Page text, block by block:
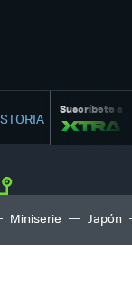
Suscríbete a
Miniserie Japón